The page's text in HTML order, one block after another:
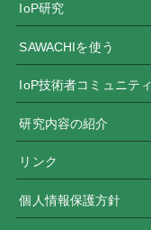
IoP研究
SAWACHIを使う
IoP技術者コミュニティ
研究内容の紹介
リンク
個人情報保護方針